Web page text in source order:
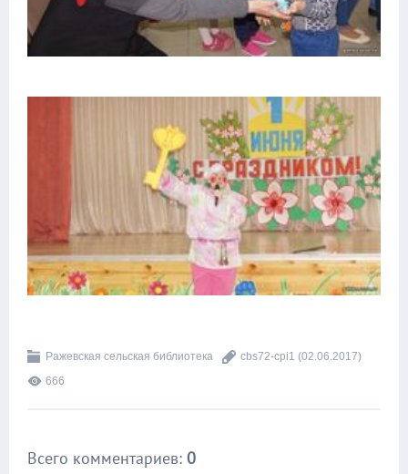
Ражевская сельская библиотека cbs72-cpi1 (02.06.2017)
666
Всего комментариев: 0